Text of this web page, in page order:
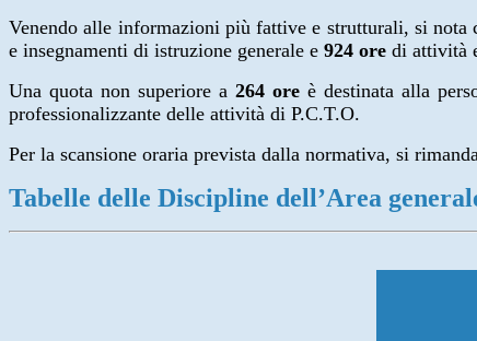
Venendo alle informazioni più fattive e strutturali, si
e insegnamenti di istruzione generale e 924 ore di attività
Una quota non superiore a 264 ore è destinata alla
professionalizzante delle attività di P.C.T.O.
Per la scansione oraria prevista dalla normativa, si
Tabelle delle Discipline dell’Area